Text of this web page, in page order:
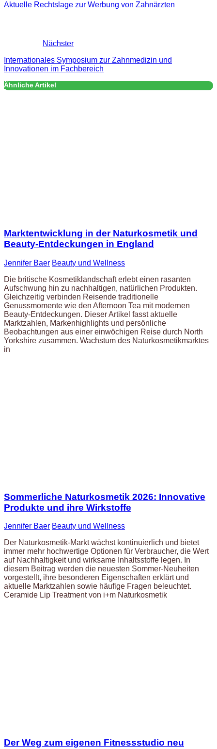
Aktuelle Rechtslage zur Werbung von Zahnärzten
Nächster
Internationales Symposium zur Zahnmedizin und
Innovationen im Fachbereich
Ähnliche Artikel
Marktentwicklung in der Naturkosmetik und
Beauty-Entdeckungen in England
Jennifer Baer Beauty und Wellness
Die britische Kosmetiklandschaft erlebt einen rasanten
Aufschwung hin zu nachhaltigen, natürlichen Produkten.
Gleichzeitig verbinden Reisende traditionelle
Genussmomente wie den Afternoon Tea mit modernen
Beauty-Entdeckungen. Dieser Artikel fasst aktuelle
Marktzahlen, Markenhighlights und persönliche
Beobachtungen aus einer einwöchigen Reise durch North
Yorkshire zusammen. Wachstum des Naturkosmetikmarktes
in
Sommerliche Naturkosmetik 2026: Innovative
Produkte und ihre Wirkstoffe
Jennifer Baer Beauty und Wellness
Der Naturkosmetik-Markt wächst kontinuierlich und bietet
immer mehr hochwertige Optionen für Verbraucher, die Wert
auf Nachhaltigkeit und wirksame Inhaltsstoffe legen. In
diesem Beitrag werden die neuesten Sommer-Neuheiten
vorgestellt, ihre besonderen Eigenschaften erklärt und
aktuelle Marktzahlen sowie häufige Fragen beleuchtet.
Ceramide Lip Treatment von i+m Naturkosmetik
Der Weg zum eigenen Fitnessstudio neu